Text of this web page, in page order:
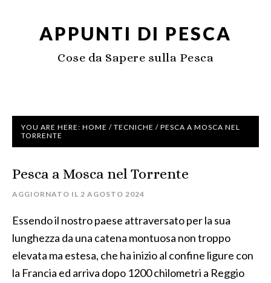
APPUNTI DI PESCA
Cose da Sapere sulla Pesca
YOU ARE HERE: HOME / TECNICHE / PESCA A MOSCA NEL
TORRENTE
Pesca a Mosca nel Torrente
AGGIORNATO IL 2 AGOSTO 2024
Essendo il nostro paese attraversato per la sua
lunghezza da una catena montuosa non troppo
elevata ma estesa, che ha inizio al confine ligure con
la Francia ed arriva dopo 1200 chilometri a Reggio